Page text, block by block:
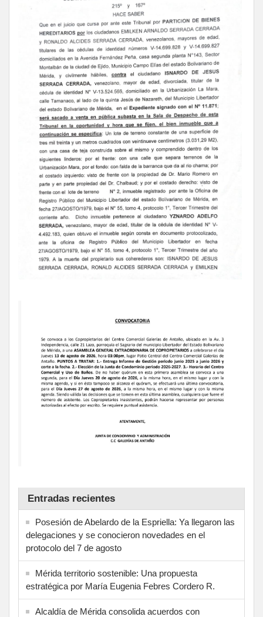
Entradas recientes
Posesión de Abelardo de la Espriella: Ya llegaron las
delegaciones y se conocieron novedades en el
protocolo del 7 de agosto
Mérida territorio sostenible: Una propuesta
estratégica por María Eugenia Febres Cordero R.
Alcaldía de Mérida consolida acuerdos con